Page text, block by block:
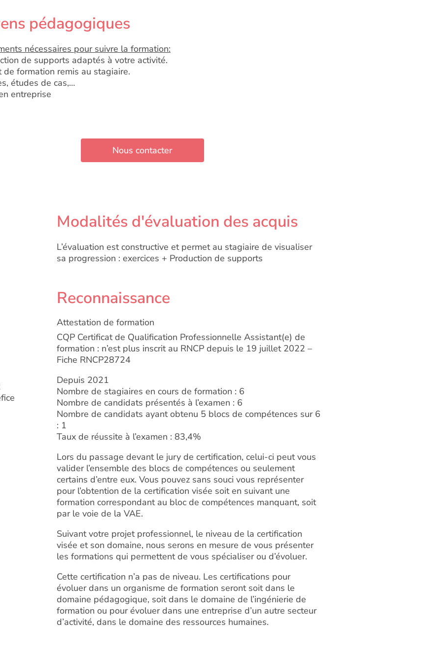
pédagogiques
nécessaires pour suivre la formation:
de supports adaptés à votre activité.
de formation remis au stagiaire.
études de cas,…
entreprise
Nous contacter
Modalités d'évaluation des acquis
L’évaluation est constructive et permet au stagiaire de visualiser
sa progression : exercices + Production de supports
Reconnaissance
Attestation de formation
CQP Certificat de Qualification Professionnelle Assistant(e) de
formation : n’est plus inscrit au RNCP depuis le 19 juillet 2022 –
Fiche RNCP28724
Depuis 2021
Nombre de stagiaires en cours de formation : 6
Nombre de candidats présentés à l’examen : 6
Nombre de candidats ayant obtenu 5 blocs de compétences sur 6
: 1
Taux de réussite à l’examen : 83,4%
Lors du passage devant le jury de certification, celui-ci peut vous
valider l’ensemble des blocs de compétences ou seulement
certains d’entre eux. Vous pouvez sans souci vous représenter
pour l’obtention de la certification visée soit en suivant une
formation correspondant au bloc de compétences manquant, soit
par le voie de la VAE.
Suivant votre projet professionnel, le niveau de la certification
visée et son domaine, nous serons en mesure de vous présenter
les formations qui permettent de vous spécialiser ou d’évoluer.
Cette certification n’a pas de niveau. Les certifications pour
évoluer dans un organisme de formation seront soit dans le
domaine pédagogique, soit dans le domaine de l’ingénierie de
formation ou pour évoluer dans une entreprise d’un autre secteur
d’activité, dans le domaine des ressources humaines.